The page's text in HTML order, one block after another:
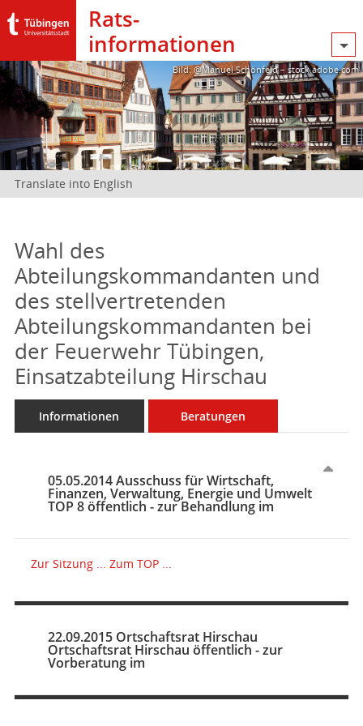
Rats­
informationen
Bild: @Manuel Schönfeld – stock.adobe.com
Translate into English
Wahl des
Abteilungskommandanten und
des stellvertretenden
Abteilungskommandanten bei
der Feuerwehr Tübingen,
Einsatzabteilung Hirschau
Informationen Beratungen
05.05.2014 Ausschuss für Wirtschaft,
Finanzen, Verwaltung, Energie und Umwelt
TOP 8 öffentlich - zur Behandlung im
Zur Sitzung ... Zum TOP ...
22.09.2015 Ortschaftsrat Hirschau
Ortschaftsrat Hirschau öffentlich - zur
Vorberatung im